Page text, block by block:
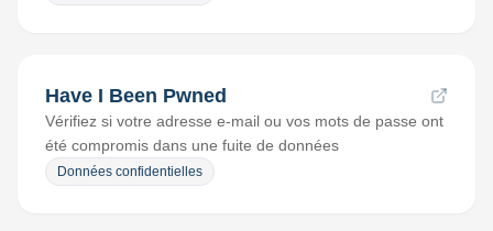
Have I Been Pwned
Vérifiez si votre adresse e-mail ou vos mots de passe ont
été compromis dans une fuite de données
Données confidentielles